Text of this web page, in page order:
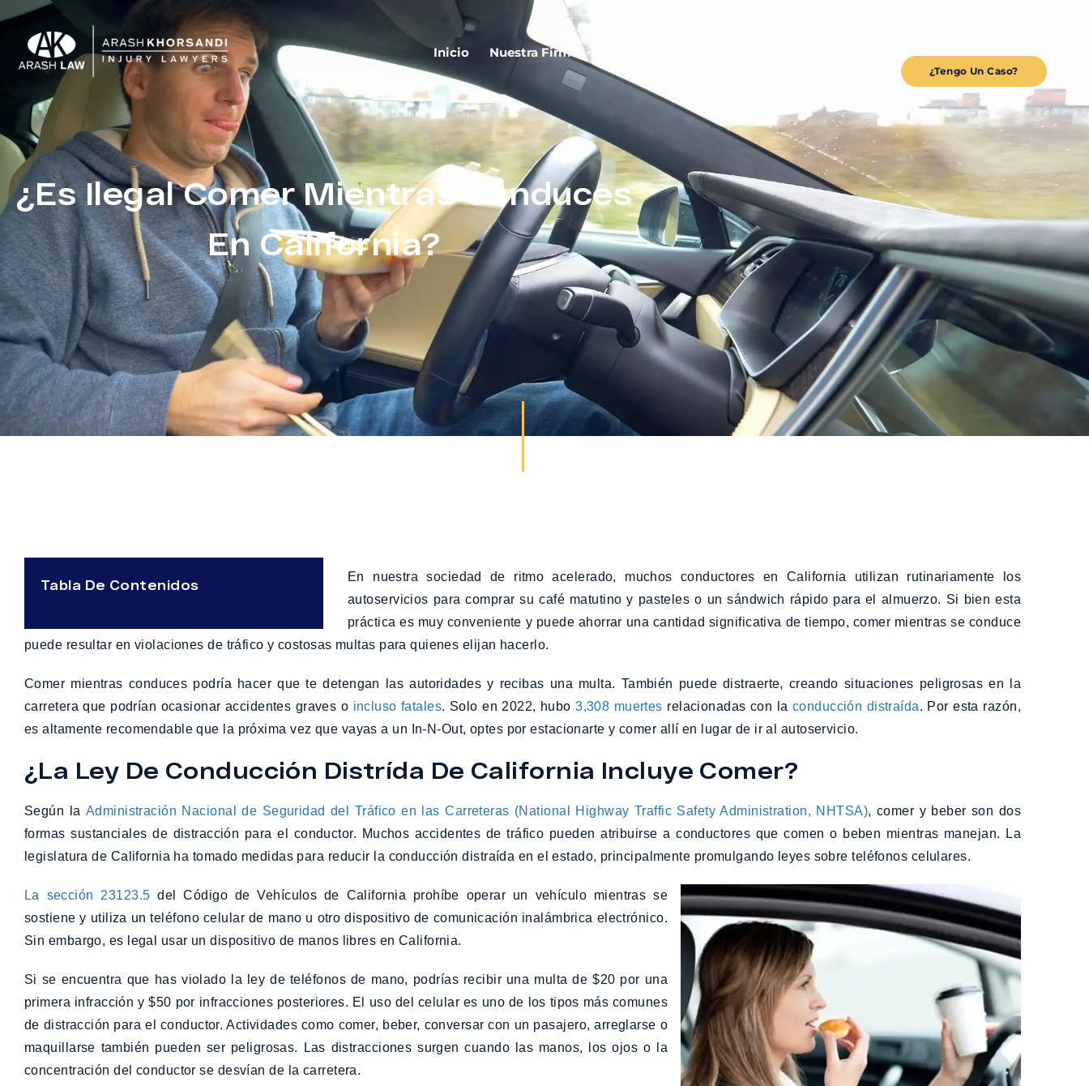
Inicio Nuestra Firma
¿Tengo Un Caso?
¿Es Ilegal Comer Mientras Conduces
En California?
Tabla De Contenidos
En nuestra sociedad de ritmo acelerado, muchos conductores en California utilizan rutinariamente los
autoservicios para comprar su café matutino y pasteles o un sándwich rápido para el almuerzo. Si bien esta
práctica es muy conveniente y puede ahorrar una cantidad significativa de tiempo, comer mientras se conduce
puede resultar en violaciones de tráfico y costosas multas para quienes elijan hacerlo.
Comer mientras conduces podría hacer que te detengan las autoridades y recibas una multa. También puede distraerte, creando situaciones peligrosas en la
carretera que podrían ocasionar accidentes graves o incluso fatales. Solo en 2022, hubo3,308 muertes relacionadas con la conducción distraída. Por esta razón,
es altamente recomendable que la próxima vez que vayas a un In-N-Out, optes por estacionarte y comer allí en lugar de ir al autoservicio.
¿La Ley De Conducción Distrída De California Incluye Comer?
Según la Administración Nacional de Seguridad del Tráfico en las Carreteras (National Highway Traffic Safety Administration, NHTSA), comer y beber son dos
formas sustanciales de distracción para el conductor. Muchos accidentes de tráfico pueden atribuirse a conductores que comen o beben mientras manejan. La
legislatura de California ha tomado medidas para reducir la conducción distraída en el estado, principalmente promulgando leyes sobre teléfonos celulares.
La sección 23123.5 del Código de Vehículos de California prohíbe operar un vehículo mientras se
sostiene y utiliza un teléfono celular de mano u otro dispositivo de comunicación inalámbrica electrónico.
Sin embargo, es legal usar un dispositivo de manos libres en California.
Si se encuentra que has violado la ley de teléfonos de mano, podrías recibir una multa de $20 por una
primera infracción y $50 por infracciones posteriores. El uso del celular es uno de los tipos más comunes
de distracción para el conductor. Actividades como comer, beber, conversar con un pasajero, arreglarse o
maquillarse también pueden ser peligrosas. Las distracciones surgen cuando las manos, los ojos o la
concentración del conductor se desvían de la carretera.